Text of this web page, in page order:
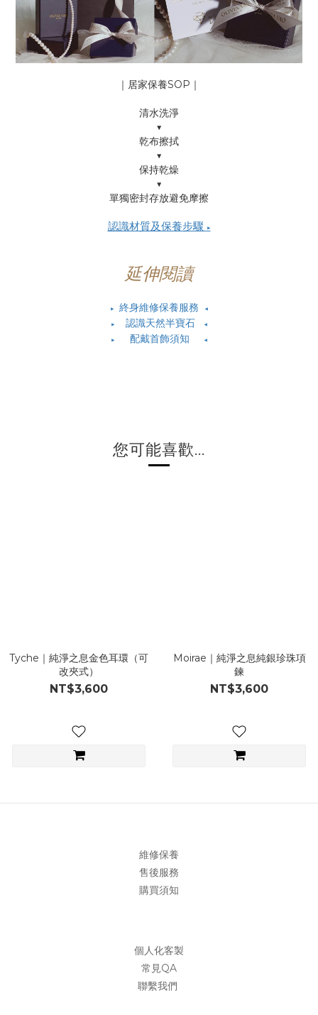
｜居家保養SOP｜
清水洗淨
▼
乾布擦拭
▼
保持乾燥
▼
單獨密封存放避免摩擦
認識材質及保養步驟 ▶
延伸閱讀
▶ 終身維修保養服務
◀
▶ 認識天然半寶石
◀
▶ 配戴首飾須知 ◀
您可能喜歡...
Tyche｜純淨之息金色耳環（可
改夾式）
NT$3,600
Moirae｜純淨之息純銀珍珠項
鍊
NT$3,600
維修保養
售後服務
購買須知
個人化客製
常見QA
聯繫我們